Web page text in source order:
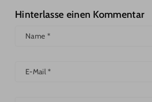
Hinterlasse einen Kommentar
Name *
E-Mail*